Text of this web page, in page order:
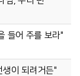
들어 주를 보라"
이 되려거든"